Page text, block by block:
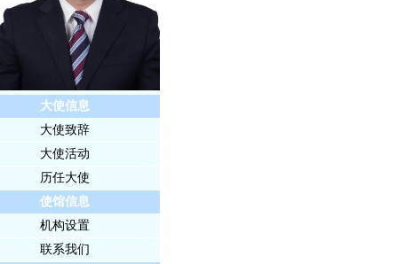
大使信息
大使致辞
大使活动
历任大使
使馆信息
机构设置
联系我们